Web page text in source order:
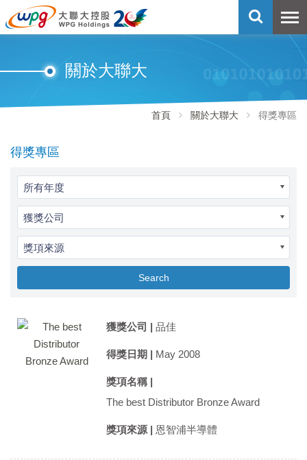
關於大聯大
首頁 關於大聯大 得獎專區
得獎專區
所有年度
獲獎公司
獎項來源
Search
獲獎公司 | 品佳
得獎日期 | May 2008
獎項名稱 |
The best Distributor Bronze Award
獎項來源 | 恩智浦半導體